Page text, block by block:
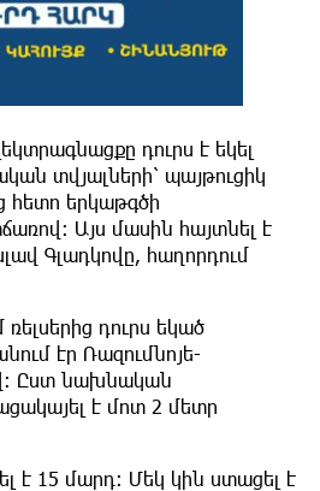
դուրս է եկել
տվյալների՝ պայթուցիկ
հետո երկաթգծի
Այս մասին հայտնել է
Գլադկովը, հաղորդում
դուրս եկած
էր Ռազումնոյե-
Ըստ նախնական
է մոտ 2 մետր
է 15 մարդ։ Մեկ կին ստացել է